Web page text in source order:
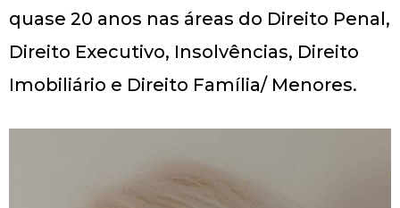
quase 20 anos nas áreas do Direito Penal,
Direito Executivo, Insolvências, Direito
Imobiliário e Direito Família/ Menores.